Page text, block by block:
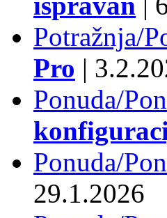
Potražnja/
Pro |
Ponuda/
Ponuda/
29.1.2026